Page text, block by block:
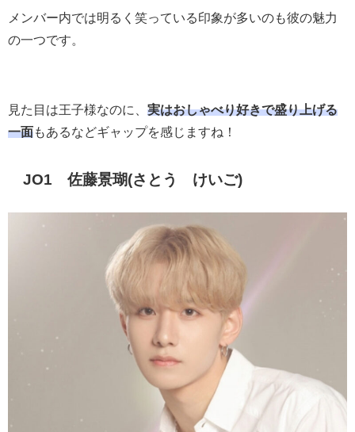
メンバー内では明るく笑っている印象が多いのも彼の魅力
の一つです。
見た目は王子様なのに、 実はおしゃべり好きで盛り上げる
一面もあるなどギャップを感じますね！
JO1 佐藤景瑚(さとう けいご)